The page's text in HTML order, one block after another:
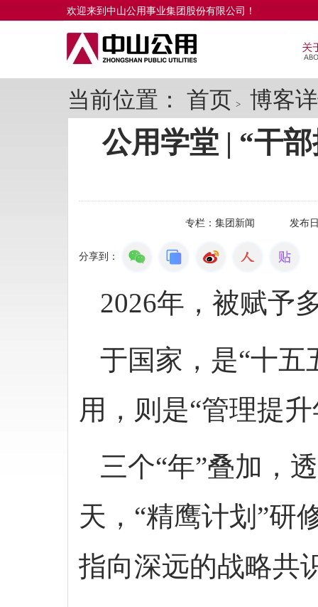
欢迎来到中山公用事业集团股份有限公司！
当前位置： 首页 > 博客
公用学堂 | “干
专栏： 集团新闻 发布
分享到：
2026年，被赋予
于国家，是“十五
用，则是“管理提
三个“年”叠加，
天，“精鹰计划”研
指向深远的战略共